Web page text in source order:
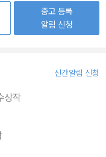
중고 등록
알림 신청
신간알림 신청
상작